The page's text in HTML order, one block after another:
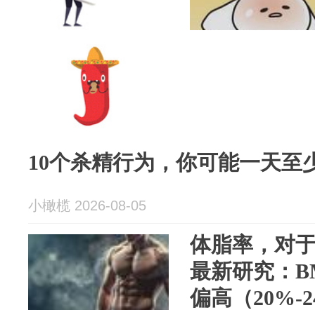
10个杀精行为，你可能一天至
小橄榄 2026-08-05
体脂率，对
最新研究：
偏高（20%-